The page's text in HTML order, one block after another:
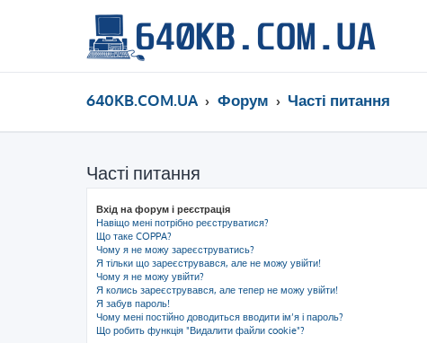
640KB.COM.UA Форум Часті питання
Часті питання
Вхід на форум і реєстрація
Навіщо мені потрібно реєструватися?
Що таке COPPA?
Чому я не можу зареєструватись?
Я тільки що зареєструвався, але не можу увійти!
Чому я не можу увійти?
Я колись зареєструвався, але тепер не можу увійти!
Я забув пароль!
Чому мені постійно доводиться вводити ім’я і пароль?
Що робить функція "Видалити файли cookie"?